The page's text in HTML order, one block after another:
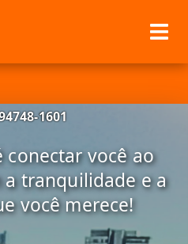
1601
conectar você ao
tranquilidade e a
você merece!